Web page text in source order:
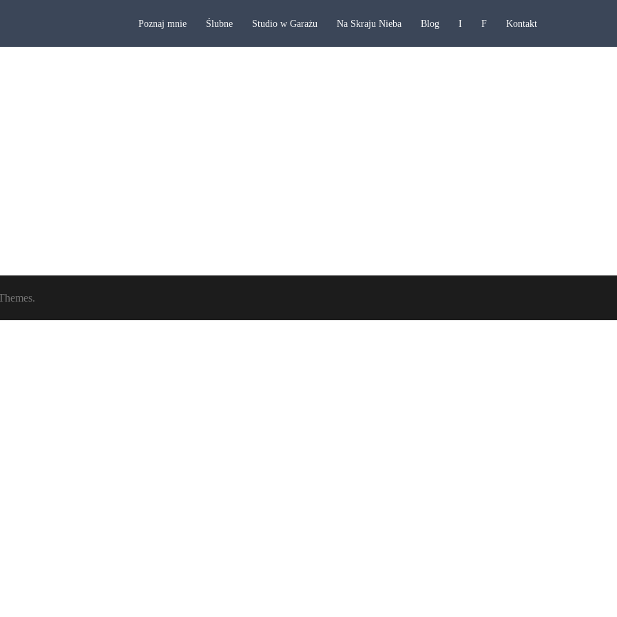
Poznaj mnie Ślubne Studio w Garażu Na Skraju Nieba Blog I F Kontakt